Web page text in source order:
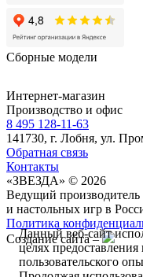
Сборные модели
Интернет-магазин
Производство и офис
8 495 128-11-63
141730, г. Лобня, ул.
Обратная связь
Контакты
«ЗВЕЗДА» © 2026
Ведущий
и настольных игр в
Политика
Создание сайта –
Данный веб-сайт
целях
пользовательского